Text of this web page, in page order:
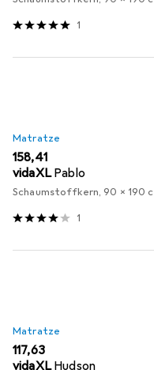
1
Matratze
EUR
158,41
vidaXL Pablo
Schaumstoffkern, 90 x 190
1
Matratze
EUR
117,63
vidaXL Hudson